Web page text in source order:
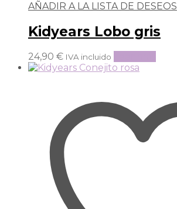
AÑADIR A LA LISTA DE DESEOS
Kidyears Lobo gris
24,90 € IVA incluido